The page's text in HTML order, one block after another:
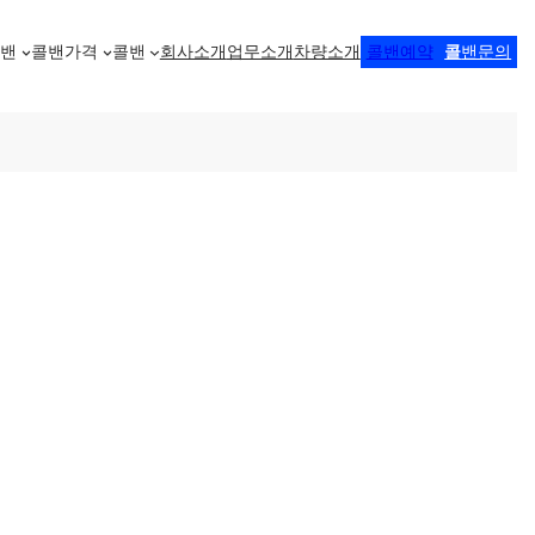
콜밴가격 콜밴 회사소개 업무소개 차량소개 콜밴예약 콜밴문의